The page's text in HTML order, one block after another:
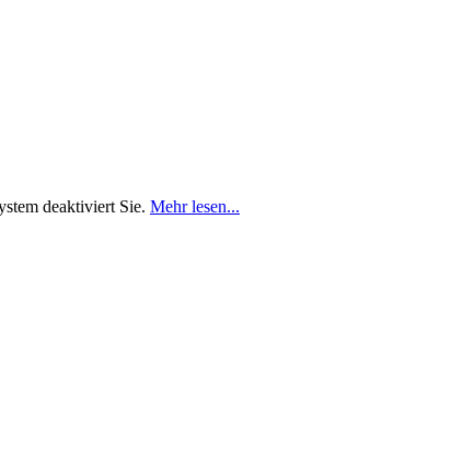
deaktiviert Sie. Mehr lesen...